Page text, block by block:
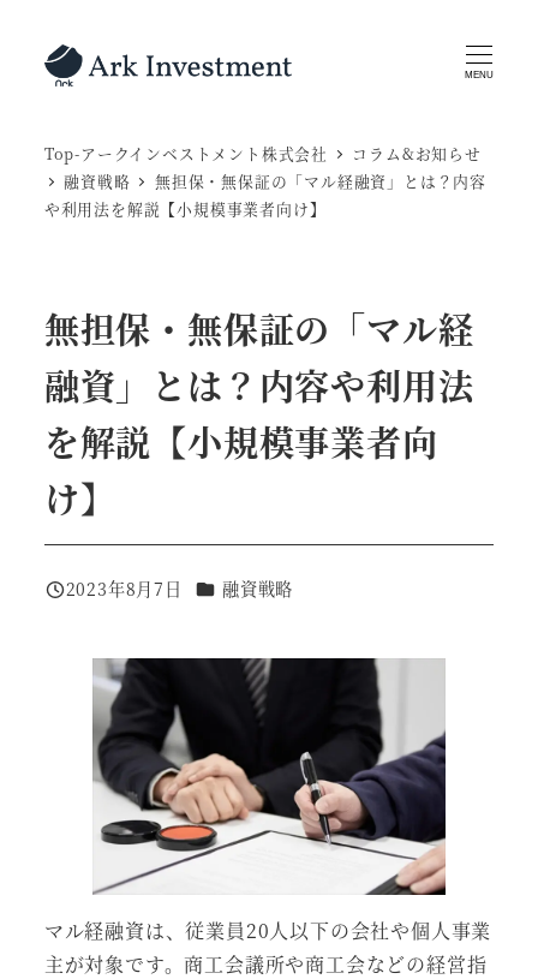
MENU
Top-アークインベストメント株式会社
コラム&お知らせ
融資戦略
無担保・無保証の「マル経融資」とは？内容
や利用法を解説【小規模事業者向け】
無担保・無保証の「マル経
融資」とは？内容や利用法
を解説【小規模事業者向
け】
投稿日
2023年8月7日 カテゴリー
融資戦略
マル経融資は、従業員20人以下の会社や個人事業
主が対象です。商工会議所や商工会などの経営指